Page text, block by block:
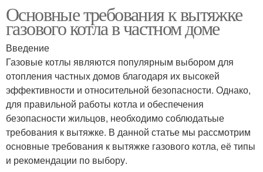
Основные требования к вытяжке
газового котла в частном доме
Введение
Газовые котлы являются популярным выбором для
отопления частных домов благодаря их высокей
эффективности и относительной безопасности. Однако,
для правильной работы котла и обеспечения
безопасности жильцов, необходимо соблюдатьые
требования к вытяжке. В данной статье мы рассмотрим
основные требования к вытяжке газового котла, её типы
и рекомендации по выбору.